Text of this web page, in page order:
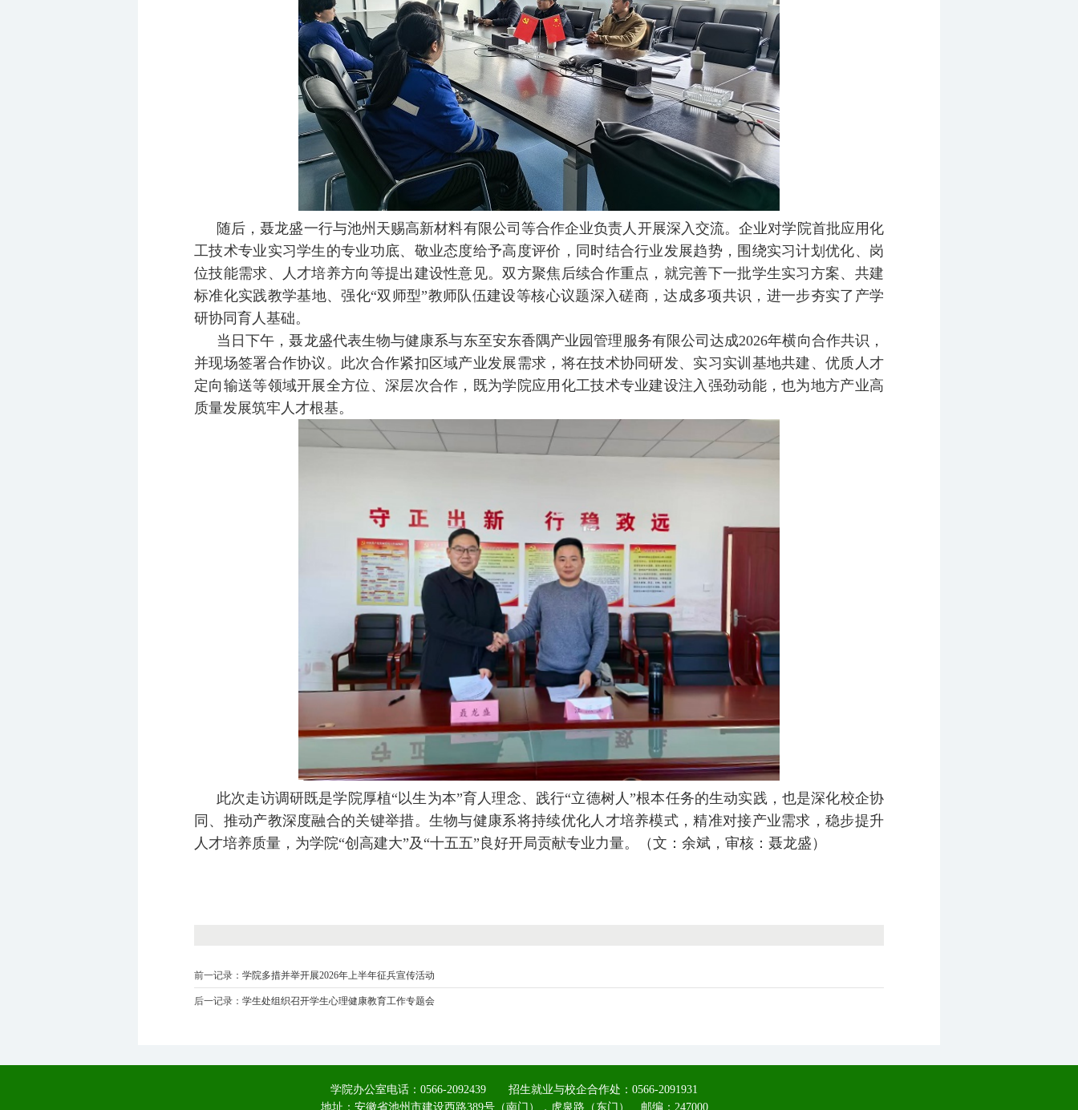
随后，聂龙盛一行与池州天赐高新材料有限公司等合作企业负责人开展深入交流。企业对学院首批应用化
工技术专业实习学生的专业功底、敬业态度给予高度评价，同时结合行业发展趋势，围绕实习计划优化、岗
位技能需求、人才培养方向等提出建设性意见。双方聚焦后续合作重点，就完善下一批学生实习方案、共建
标准化实践教学基地、强化“双师型”教师队伍建设等核心议题深入磋商，达成多项共识，进一步夯实了产学
研协同育人基础。
当日下午，聂龙盛代表生物与健康系与东至安东香隅产业园管理服务有限公司达成2026年横向合作共识，
并现场签署合作协议。此次合作紧扣区域产业发展需求，将在技术协同研发、实习实训基地共建、优质人才
定向输送等领域开展全方位、深层次合作，既为学院应用化工技术专业建设注入强劲动能，也为地方产业高
质量发展筑牢人才根基。
此次走访调研既是学院厚植“以生为本”育人理念、践行“立德树人”根本任务的生动实践，也是深化校企协
同、推动产教深度融合的关键举措。生物与健康系将持续优化人才培养模式，精准对接产业需求，稳步提升
人才培养质量，为学院“创高建大”及“十五五”良好开局贡献专业力量。（文：余斌，审核：聂龙盛）
前一记录： 学院多措并举开展2026年上半年征兵宣传活动
后一记录： 学生处组织召开学生心理健康教育工作专题会
学院办公室电话：0566-2092439 招生就业与校企合作处：0566-2091931
地址：安徽省池州市建设西路389号（南门），虎泉路（东门） 邮编：247000